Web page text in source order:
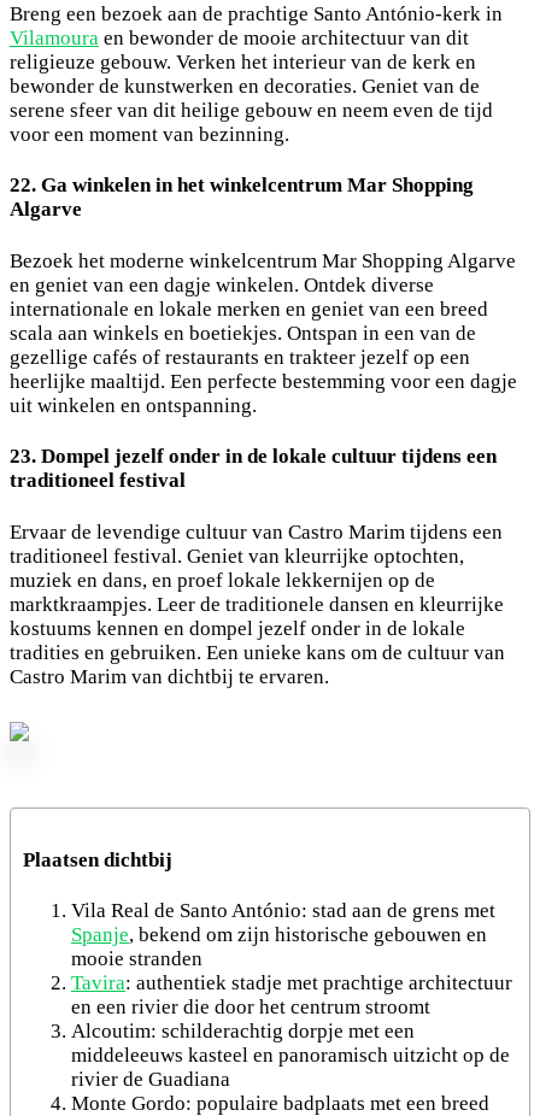
Breng een bezoek aan de prachtige Santo António-kerk in
Vilamoura en bewonder de mooie architectuur van dit
religieuze gebouw. Verken het interieur van de kerk en
bewonder de kunstwerken en decoraties. Geniet van de
serene sfeer van dit heilige gebouw en neem even de tijd
voor een moment van bezinning.
22. Ga winkelen in het winkelcentrum Mar Shopping
Algarve
Bezoek het moderne winkelcentrum Mar Shopping Algarve
en geniet van een dagje winkelen. Ontdek diverse
internationale en lokale merken en geniet van een breed
scala aan winkels en boetiekjes. Ontspan in een van de
gezellige cafés of restaurants en trakteer jezelf op een
heerlijke maaltijd. Een perfecte bestemming voor een dagje
uit winkelen en ontspanning.
23. Dompel jezelf onder in de lokale cultuur tijdens een
traditioneel festival
Ervaar de levendige cultuur van Castro Marim tijdens een
traditioneel festival. Geniet van kleurrijke optochten,
muziek en dans, en proef lokale lekkernijen op de
marktkraampjes. Leer de traditionele dansen en kleurrijke
kostuums kennen en dompel jezelf onder in de lokale
tradities en gebruiken. Een unieke kans om de cultuur van
Castro Marim van dichtbij te ervaren.
Plaatsen dichtbij
Vila Real de Santo António: stad aan de grens met
Spanje, bekend om zijn historische gebouwen en
mooie stranden
Tavira: authentiek stadje met prachtige architectuur
en een rivier die door het centrum stroomt
Alcoutim: schilderachtig dorpje met een
middeleeuws kasteel en panoramisch uitzicht op de
rivier de Guadiana
Monte Gordo: populaire badplaats met een breed